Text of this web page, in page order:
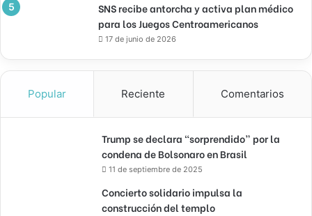
SNS recibe antorcha y activa plan médico
para los Juegos Centroamericanos
17 de junio de 2026
Popular Reciente Comentarios
Trump se declara “sorprendido” por la
condena de Bolsonaro en Brasil
11 de septiembre de 2025
Concierto solidario impulsa la
construcción del templo